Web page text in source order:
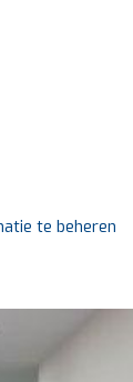
te beheren